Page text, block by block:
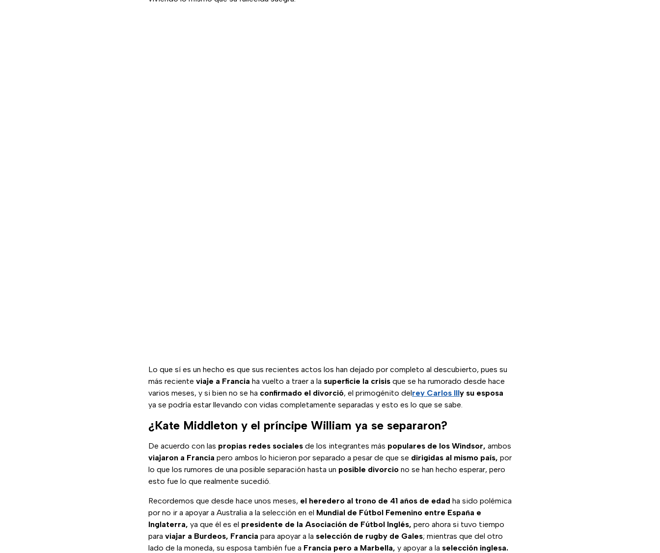
Lo que sí es un hecho es que sus recientes actos los han dejado por completo al descubierto, pues su
más reciente viaje a Francia ha vuelto a traer a la superficie la crisis que se ha rumorado desde hace
varios meses, y si bien no se ha confirmado el divorció, el primogénito delrey Carlos IIIy su esposa
ya se podría estar llevando con vidas completamente separadas y esto es lo que se sabe.
¿Kate Middleton y el príncipe William ya se separaron?
De acuerdo con las propias redes sociales de los integrantes más populares de los Windsor, ambos
viajaron a Francia pero ambos lo hicieron por separado a pesar de que se dirigidas al mismo país, por
lo que los rumores de una posible separación hasta un posible divorcio no se han hecho esperar, pero
esto fue lo que realmente sucedió.
Recordemos que desde hace unos meses, el heredero al trono de 41 años de edad ha sido polémica
por no ir a apoyar a Australia a la selección en el Mundial de Fútbol Femenino entre España e
Inglaterra, ya que él es el presidente de la Asociación de Fútbol Inglés, pero ahora si tuvo tiempo
para viajar a Burdeos, Francia para apoyar a la selección de rugby de Gales; mientras que del otro
lado de la moneda, su esposa también fue a Francia pero a Marbella, y apoyar a la selección inglesa.